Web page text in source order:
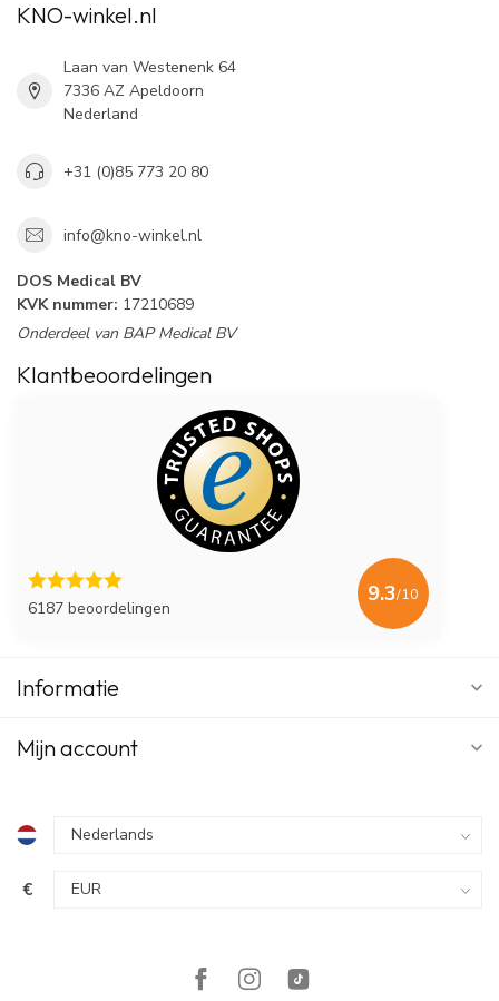
KNO-winkel.nl
Laan van Westenenk 64
7336 AZ Apeldoorn
Nederland
+31 (0)85 773 20 80
info@kno-winkel.nl
DOS Medical BV
KVK nummer: 17210689
Onderdeel van BAP Medical BV
Klantbeoordelingen
6187 beoordelingen
9.3/10
Informatie
Mijn account
€